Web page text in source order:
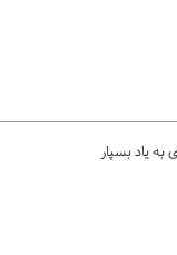
به یاد بسپار